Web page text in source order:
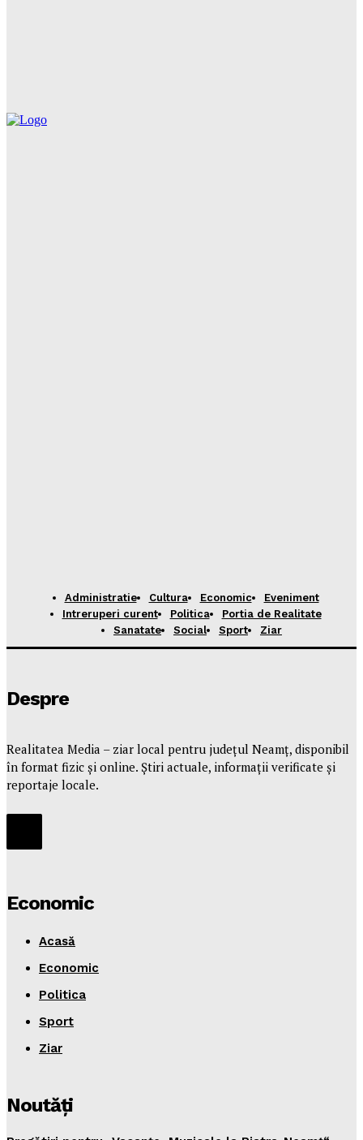
Administratie Cultura Economic
Eveniment
Intreruperi curent
Politica
Portia de Realitate
Sanatate
Social Sport Ziar
Despre
Realitatea Media – ziar local pentru județul Neamț, disponibil
în format fizic și online. Știri actuale, informații verificate și
reportaje locale.
Economic
Acasă
Economic
Politica
Sport
Ziar
Noutăţi